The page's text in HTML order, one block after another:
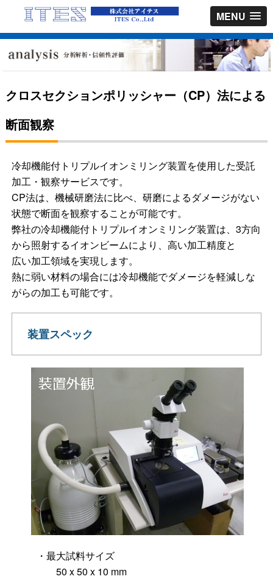
MENU
クロスセクションポリッシャー（CP）法による
断面観察
冷却機能付トリプルイオンミリング装置を使用した受託
加工・観察サービスです。
CP法は、機械研磨法に比べ、研磨によるダメージがない
状態で断面を観察することが可能です。
弊社の冷却機能付トリプルイオンミリング装置は、3方向
から照射するイオンビームにより、高い加工精度と
広い加工領域を実現します。
熱に弱い材料の場合には冷却機能でダメージを軽減しな
がらの加工も可能です。
装置スペック
・最大試料サイズ
50 x 50 x 10 mm